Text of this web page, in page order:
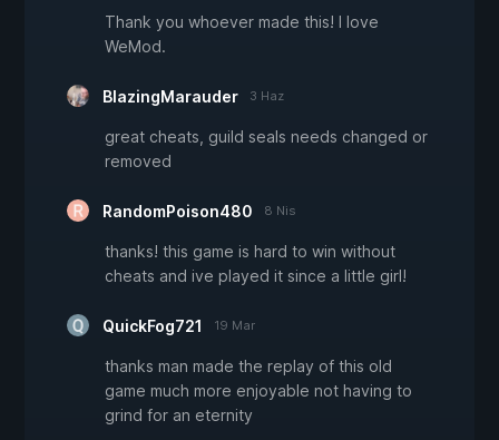
Thank you whoever made this! I love
WeMod.
BlazingMarauder 3 Haz
great cheats, guild seals needs changed or
removed
RandomPoison480 8 Nis
thanks! this game is hard to win without
cheats and ive played it since a little girl!
QuickFog721 19 Mar
thanks man made the replay of this old
game much more enjoyable not having to
grind for an eternity